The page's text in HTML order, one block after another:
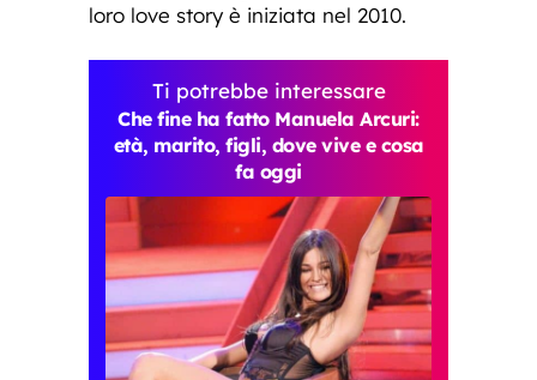
loro love story è iniziata nel 2010.
Ti potrebbe interessare
Che fine ha fatto Manuela Arcuri:
età, marito, figli, dove vive e cosa
fa oggi